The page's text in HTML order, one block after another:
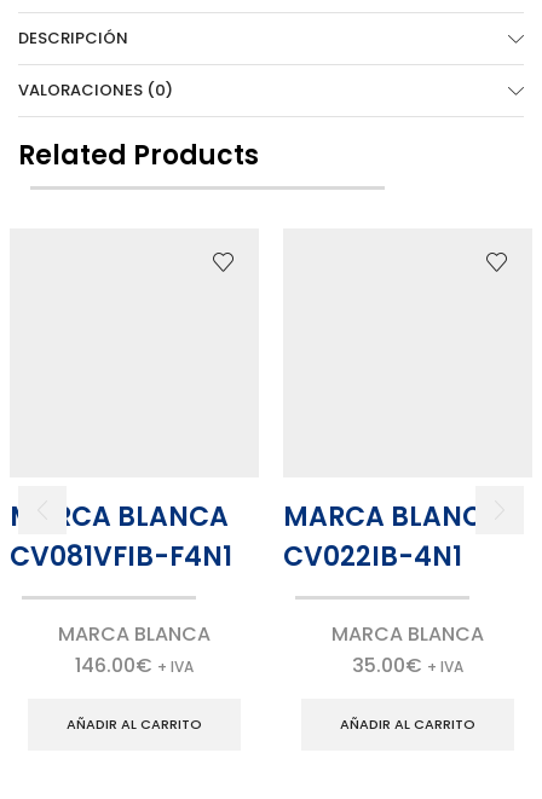
DESCRIPCIÓN
VALORACIONES (0)
Related Products
MARCA BLANCA
CV081VFIB-F4N1
MARCA BLANCA
146.00€ + IVA
AÑADIR AL CARRITO
MARCA BLANCA
CV022IB-4N1
MARCA BLANCA
35.00€ + IVA
AÑADIR AL CARRITO